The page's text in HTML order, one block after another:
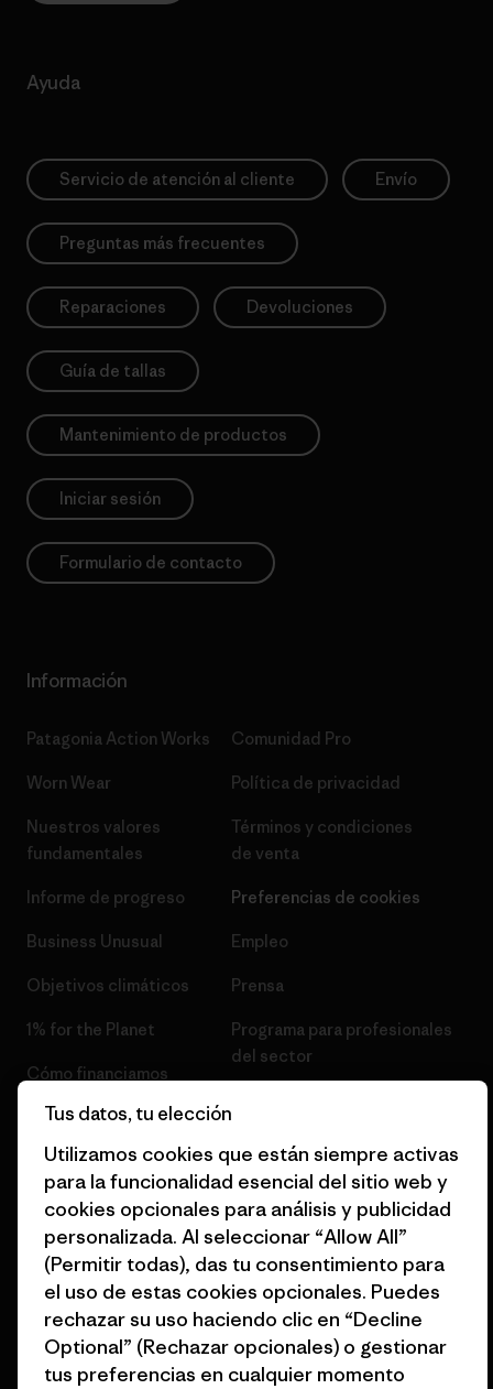
Ayuda
Servicio de atención al cliente Envío
Preguntas más frecuentes
Reparaciones Devoluciones
Guía de tallas
Mantenimiento de productos
Iniciar sesión
Formulario de contacto
Información
Patagonia Action Works
Worn Wear
Nuestros valores
fundamentales
Informe de progreso
Business Unusual
Objetivos climáticos
1% for the Planet
Cómo financiamos
Tarjetas regalo
Encuentra una tienda
Comunidad Pro
Política de privacidad
Términos y condiciones
de venta
Preferencias de cookies
Empleo
Prensa
Programa para profesionales
del sector
Mapa del sitio Patagonia
España
© 2026 Patagonia, Inc. Todos los derechos reservados.
Tus datos, tu elección
Utilizamos cookies que están siempre activas
para la funcionalidad esencial del sitio web y
cookies opcionales para análisis y publicidad
personalizada. Al seleccionar “Allow All”
(Permitir todas), das tu consentimiento para
el uso de estas cookies opcionales. Puedes
rechazar su uso haciendo clic en “Decline
Optional” (Rechazar opcionales) o gestionar
tus preferencias en cualquier momento